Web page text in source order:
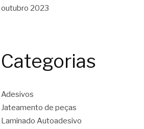
outubro 2023
Categorias
Adesivos
Jateamento de peças
Laminado Autoadesivo